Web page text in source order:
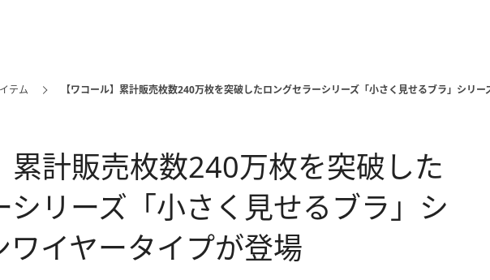
テム 【ワコール】累計販売枚数240万枚を突破したロングセラーシリーズ「小さく見せるブラ」シリ
累計販売枚数240万枚を突破した
シリーズ「小さく見せるブラ」シ
ワイヤータイプが登場